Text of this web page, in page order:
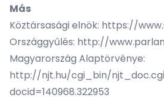
Más
Köztársasági elnök: https://
Országgyűlés: http://
Magyarország Alaptörvénye:
http://njt.hu/cgi_bin/
docid=140968.322953